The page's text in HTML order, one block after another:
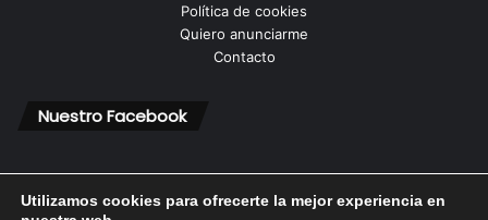
Política de cookies
Quiero anunciarme
Contacto
Nuestro Facebook
Utilizamos cookies para ofrecerte la mejor experiencia en